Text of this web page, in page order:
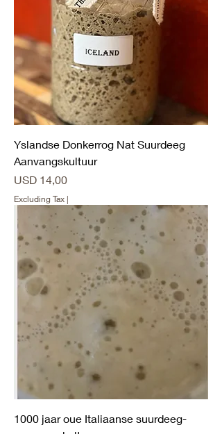
Yslandse Donkerrog Nat Suurdeeg
Aanvangskultuur
Price
USD 14,00
Excluding Tax |
1000 jaar oue Italiaanse suurdeeg-